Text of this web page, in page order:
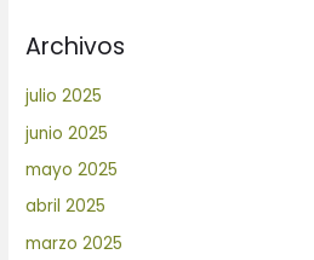
Archivos
julio 2025
junio 2025
mayo 2025
abril 2025
marzo 2025